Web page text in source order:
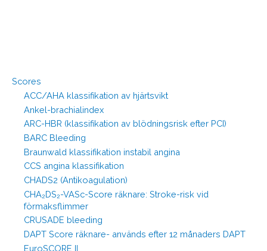
Scores
ACC/AHA klassifikation av hjärtsvikt
Ankel-brachialindex
ARC-HBR (klassifikation av blödningsrisk efter PCI)
BARC Bleeding
Braunwald klassifikation instabil angina
CCS angina klassifikation
CHADS2 (Antikoagulation)
CHA₂DS₂-VASc-Score räknare: Stroke-risk vid
förmaksflimmer
CRUSADE bleeding
DAPT Score räknare- används efter 12 månaders DAPT
EuroSCORE II